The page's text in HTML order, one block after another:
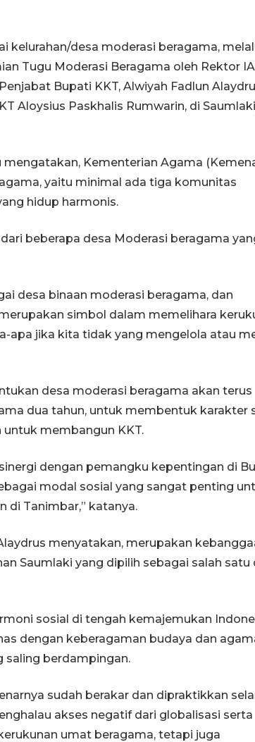
kelurahan/desa moderasi beragama,
Tugu Moderasi Beragama oleh Rektor
Bupati KKT, Alwiyah Fadlun
Aloysius Paskhalis Rumwarin, di
mengatakan, Kementerian Agama
yaitu minimal ada tiga komunitas
hidup harmonis.
beberapa desa Moderasi beragama
desa binaan moderasi beragama, dan
simbol dalam memelihara
apa jika kita tidak yang mengelola atau
desa moderasi beragama akan terus
dua tahun, untuk membentuk karakter
membangun KKT.
dengan pemangku kepentingan di
modal sosial yang sangat penting
di Tanimbar,” katanya.
menyatakan, merupakan
Saumlaki yang dipilih sebagai salah satu
sosial di tengah kemajemukan
dengan keberagaman budaya dan
saling berdampingan.
sudah berakar dan dipraktikkan
akses negatif dari globalisasi serta
umat beragama, tetapi juga